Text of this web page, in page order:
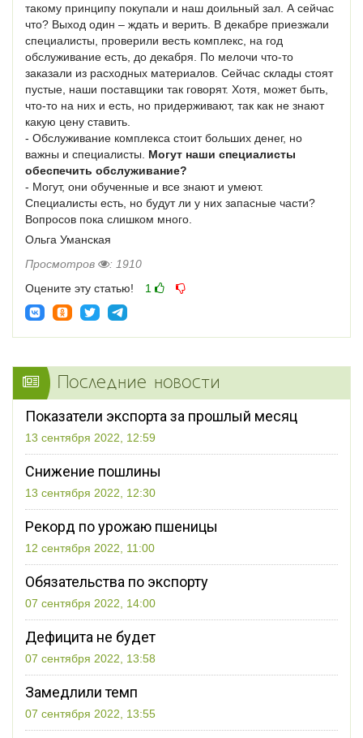
такому принципу покупали и наш доильный зал. А сейчас
что? Выход один – ждать и верить. В декабре приезжали
специалисты, проверили весть комплекс, на год
обслуживание есть, до декабря. По мелочи что-то
заказали из расходных материалов. Сейчас склады стоят
пустые, наши поставщики так говорят. Хотя, может быть,
что-то на них и есть, но придерживают, так как не знают
какую цену ставить.
- Обслуживание комплекса стоит больших денег, но
важны и специалисты. Могут наши специалисты
обеспечить обслуживание?
- Могут, они обученные и все знают и умеют.
Специалисты есть, но будут ли у них запасные части?
Вопросов пока слишком много.
Ольга Уманская
Просмотров
: 1910
Оцените эту статью!
1
Последние новости
Показатели экспорта за прошлый месяц
13 сентября 2022, 12:59
Снижение пошлины
13 сентября 2022, 12:30
Рекорд по урожаю пшеницы
12 сентября 2022, 11:00
Обязательства по экспорту
07 сентября 2022, 14:00
Дефицита не будет
07 сентября 2022, 13:58
Замедлили темп
07 сентября 2022, 13:55